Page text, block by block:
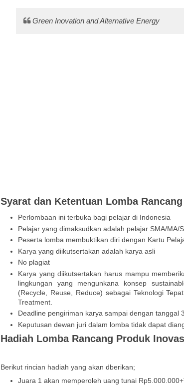
Green Inovation and Alternative Energy
Syarat dan Ketentuan Lomba
Perlombaan ini terbuka bagi pelajar di Indonesia
Pelajar yang dimaksudkan adalah pelajar SMA/MA/
Peserta lomba membuktikan diri dengan Kartu
Karya yang diikutsertakan adalah karya asli
No plagiat
Karya yang diikutsertakan harus mampu
lingkungan yang mengunkana konsep
(Recycle, Reuse, Reduce) sebagai Teknologi
Treatment.
Deadline pengiriman karya sampai dengan tanggal
Keputusan dewan juri dalam lomba tidak dapat
Hadiah Lomba Rancang Produk
Berikut rincian hadiah yang akan dberikan;
Juara 1 akan memperoleh uang tunai